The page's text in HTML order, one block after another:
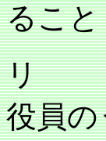
ること
リ
役員